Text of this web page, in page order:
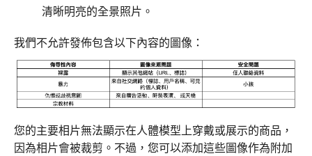
清晰明亮的全景照片。
我們不允許發佈包含以下內容的圖像：
您的主要相片無法顯示在人體模型上穿戴或展示的商品，
因為相片會被裁剪。不過，您可以添加這些圖像作為附加